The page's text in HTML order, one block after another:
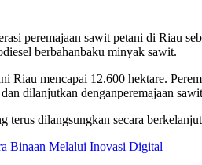
peremajaan sawit petani di Riau
berbahanbaku minyak sawit.
Riau mencapai 12.600 hektare.
dilanjutkan denganperemajaan sawit
terus dilangsungkan secara
Binaan Melalui Inovasi Digital